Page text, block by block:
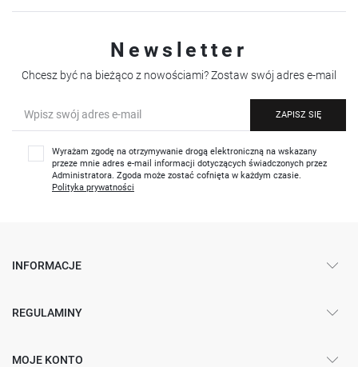
Newsletter
Chcesz być na bieżąco z nowościami? Zostaw swój adres e-mail
ZAPISZ SIĘ
Wyrażam zgodę na otrzymywanie drogą elektroniczną na wskazany
przeze mnie adres e-mail informacji dotyczących świadczonych przez
Administratora. Zgoda może zostać cofnięta w każdym czasie.
Polityka prywatności
INFORMACJE
REGULAMINY
MOJE KONTO